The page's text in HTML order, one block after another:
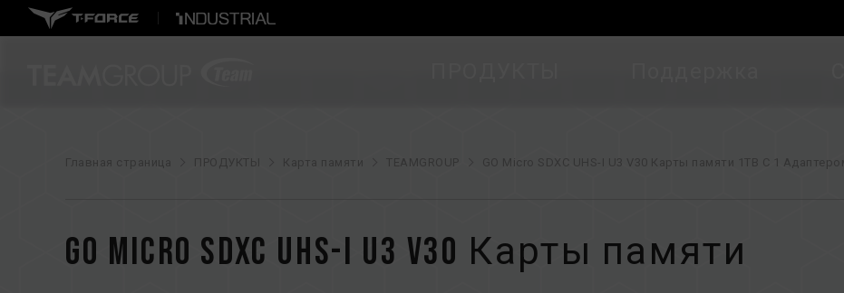
Главная страница ПРОДУКТЫ Карта памяти TEAMGROUP GO Micro SDXC UHS-I U3 V30 Карты памяти 1TB С 1 Адаптером
GO Micro SDXC UHS-I U3 V30 Карты памяти